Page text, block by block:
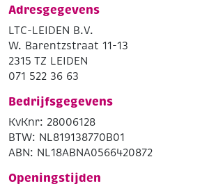
Adresgegevens
LTC-LEIDEN B.V.
W. Barentzstraat 11-13
2315 TZ LEIDEN
071 522 36 63
Bedrijfsgegevens
KvKnr: 28006128
BTW: NL819138770B01
ABN: NL18ABNA0566420872
Openingstijden